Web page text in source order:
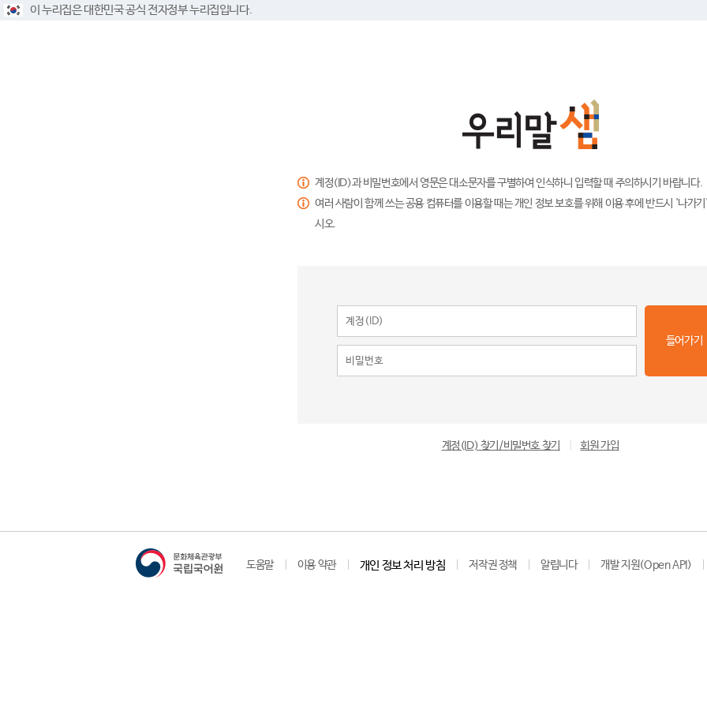
이 누리집은 대한민국 공식 전자정부 누리집입니다.
계정(ID)과 비밀번호에서 영문은 대소문자를 구별하여 인식하니 입력할 때 주의하시기 바랍니다.
여러 사람이 함께 쓰는 공용 컴퓨터를 이용할 때는 개인 정보 보호를 위해 이용 후에 반드시 '나가
시오.
들어가기
계정(ID) 찾기/비밀번호 찾기 회원 가입
도움말 이용 약관 개인 정보 처리 방침 저작권 정책 알립니다 개발 지원(Open API)